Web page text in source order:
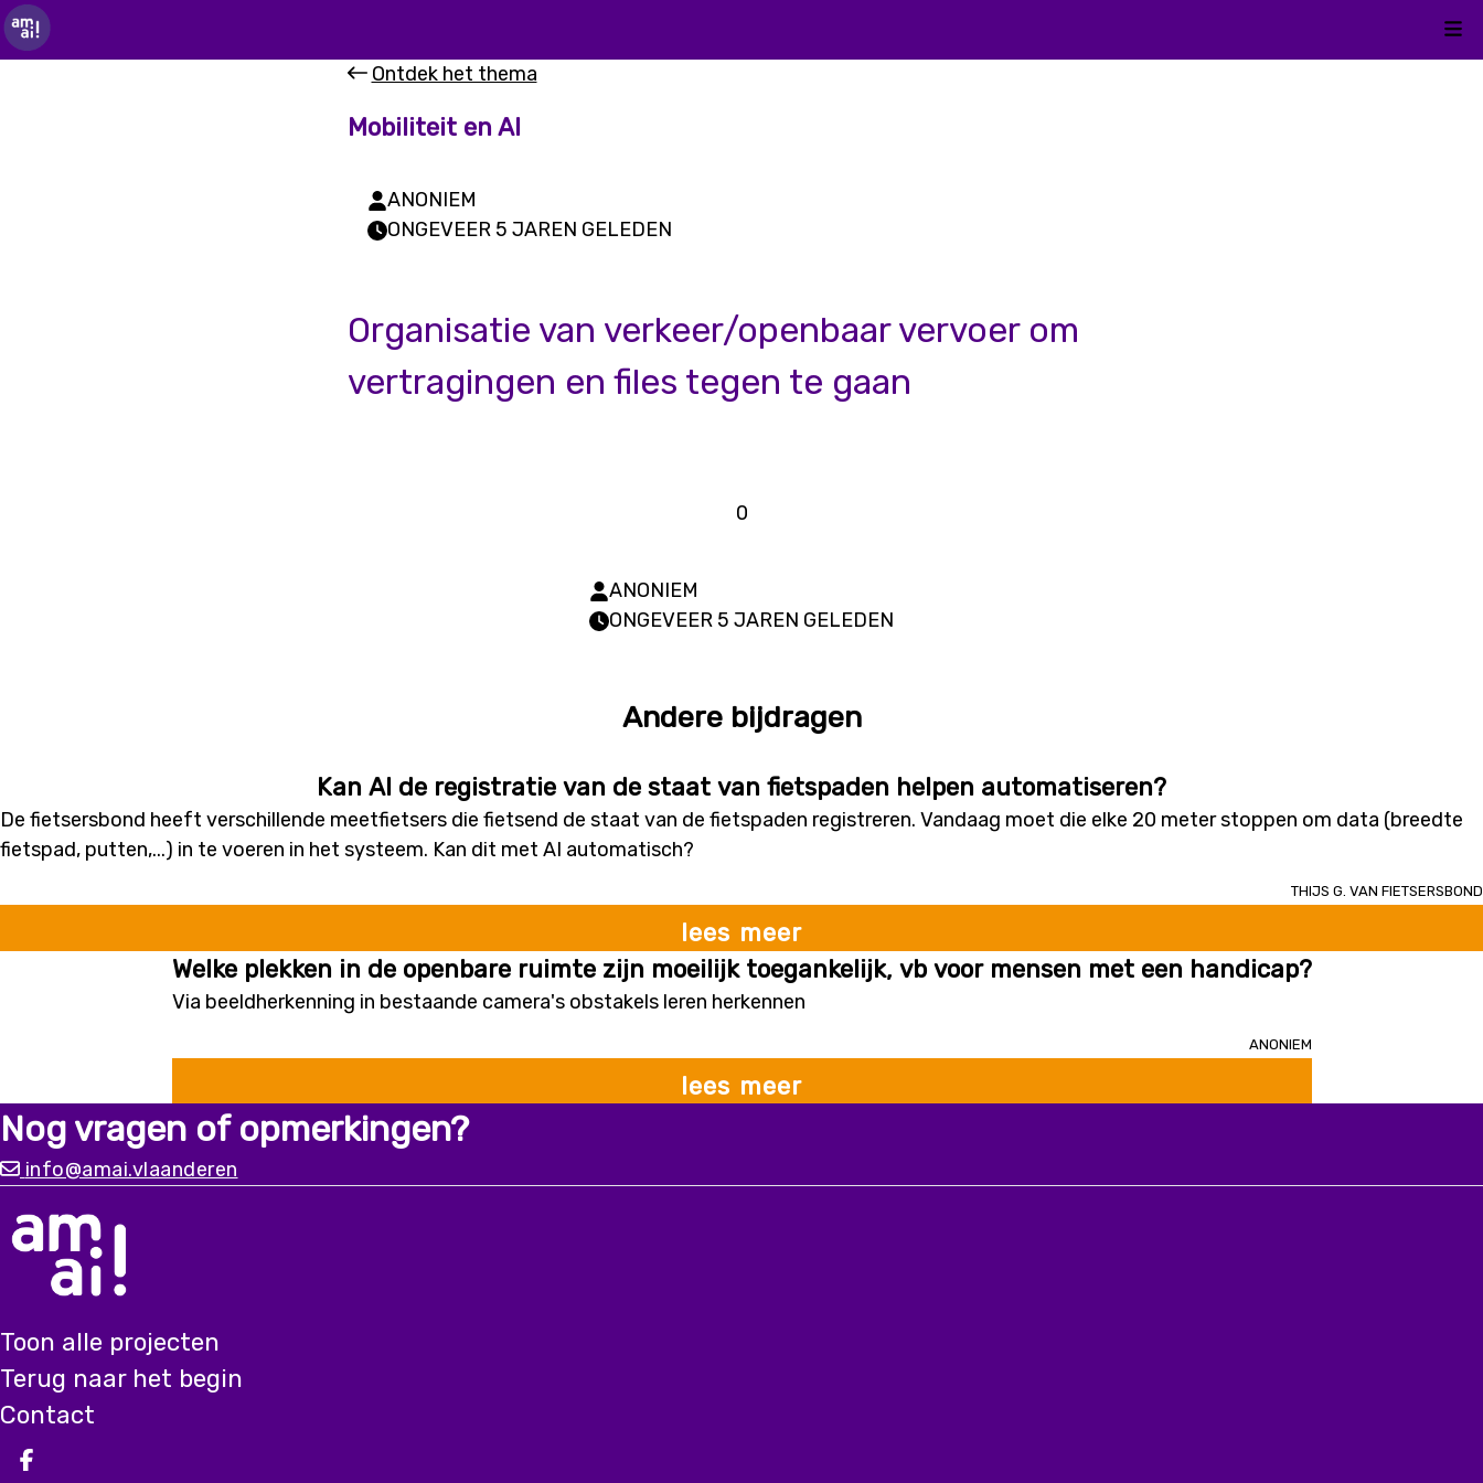
Ontdek het thema
Mobiliteit en AI
ANONIEM
ONGEVEER 5 JAREN GELEDEN
Organisatie van verkeer/openbaar vervoer om
vertragingen en files tegen te gaan
0
ANONIEM
ONGEVEER 5 JAREN GELEDEN
Andere bijdragen
Kan AI de registratie van de staat van fietspaden helpen automatiseren?
De fietsersbond heeft verschillende meetfietsers die fietsend de staat van de fietspaden registreren. Vandaag moet die elke 20 meter stoppen om data (breedte
fietspad, putten,...) in te voeren in het systeem. Kan dit met AI automatisch?
Thijs G. van Fietsersbond
lees meer
Welke plekken in de openbare ruimte zijn moeilijk toegankelijk, vb voor mensen met een handicap?
Via beeldherkenning in bestaande camera's obstakels leren herkennen
Anoniem
lees meer
Nog vragen of opmerkingen?
info@amai.vlaanderen
Toon alle projecten
Terug naar het begin
Contact